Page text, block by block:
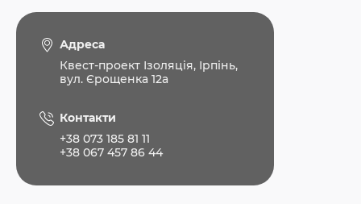
Адреса
Квест-проект Ізоляція, Ірпінь,
вул. Єрощенка 12а
Контакти
+38 073 185 81 11
+38 067 457 86 44